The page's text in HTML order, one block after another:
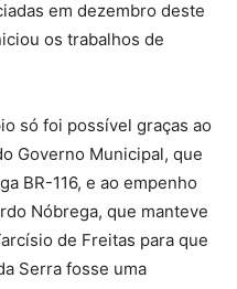
em dezembro deste
os trabalhos de
só foi possível graças ao
Governo Municipal, que
BR-116, e ao empenho
Nóbrega, que manteve
de Freitas para que
Serra fosse uma